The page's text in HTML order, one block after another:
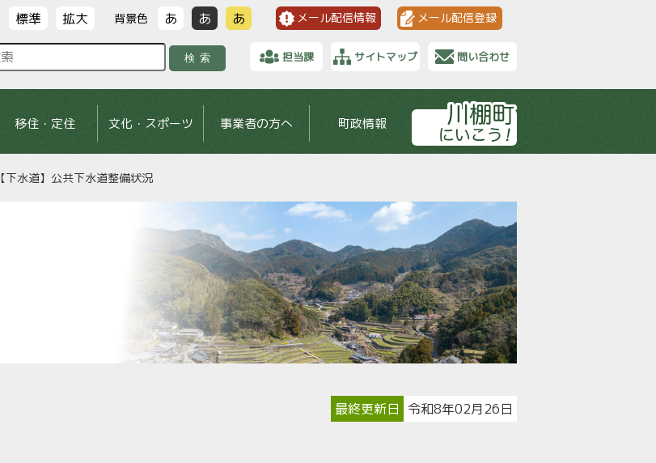
標準 拡大 背景色 あ あ あ メール配信情報 メール配信登録
検索 担当課 サイトマップ 問い合わせ
移住・定住 文化・スポーツ 事業者の方へ 町政情報
【下水道】公共下水道整備状況
最終更新日 令和8年02月26日